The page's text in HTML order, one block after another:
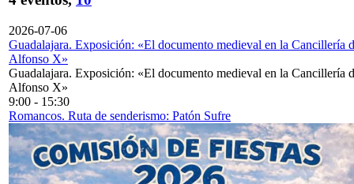
2026-07-06
Guadalajara. Exposición: «El documento medieval en la Cancillería
Alfonso X»
Guadalajara. Exposición: «El documento medieval en la Cancillería
Alfonso X»
9:00 - 15:30
Romancos. Ruta de senderismo: Patón Sufre